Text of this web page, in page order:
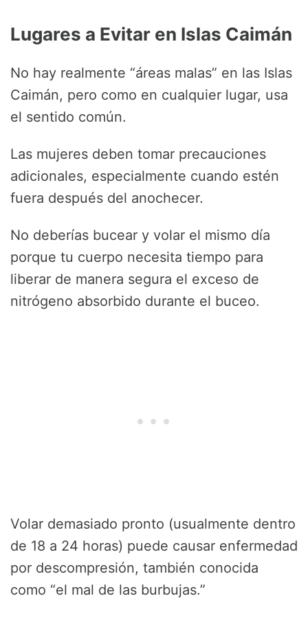
Lugares a Evitar en Islas Caimán
No hay realmente “áreas malas” en las Islas
Caimán, pero como en cualquier lugar, usa
el sentido común.
Las mujeres deben tomar precauciones
adicionales, especialmente cuando estén
fuera después del anochecer.
No deberías bucear y volar el mismo día
porque tu cuerpo necesita tiempo para
liberar de manera segura el exceso de
nitrógeno absorbido durante el buceo.
Volar demasiado pronto (usualmente dentro
de 18 a 24 horas) puede causar enfermedad
por descompresión, también conocida
como “el mal de las burbujas.”